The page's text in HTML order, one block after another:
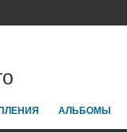
АЛЬБОМЫ